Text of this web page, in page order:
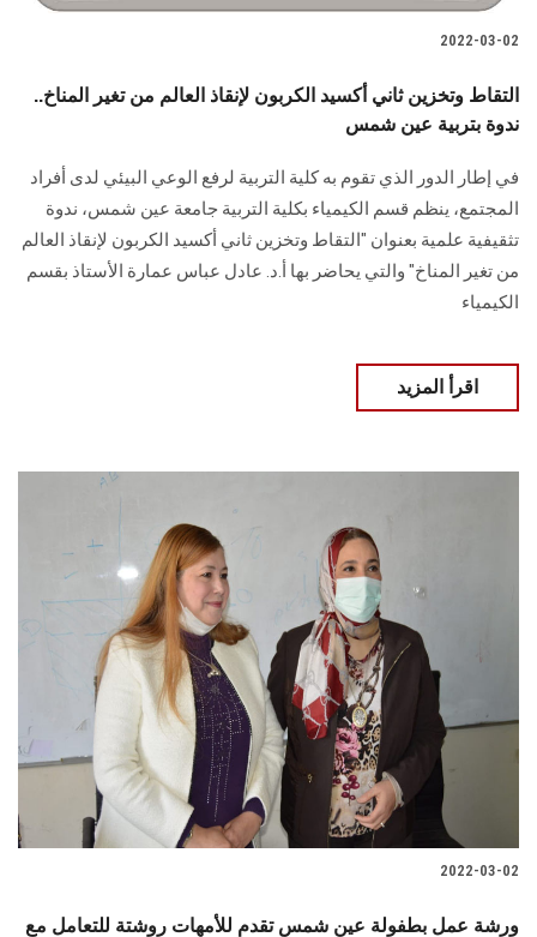
الزائـرون
سجل الان
2022-03-02
التقاط وتخزين ثاني أكسيد الكربون لإنقاذ العالم من تغير المناخ..
ندوة بتربية عين شمس
في إطار الدور الذي تقوم به كلية التربية لرفع الوعي البيئي لدى أفراد
المجتمع، ينظم قسم الكيمياء بكلية التربية جامعة عين شمس، ندوة
تثقيفية علمية بعنوان "التقاط وتخزين ثاني أكسيد الكربون لإنقاذ العالم
من تغير المناخ" والتي يحاضر بها أ.د. عادل عباس عمارة الأستاذ بقسم
الكيمياء
اقرأ المزيد
2022-03-02
ورشة عمل بطفولة عين شمس تقدم للأمهات روشتة للتعامل مع